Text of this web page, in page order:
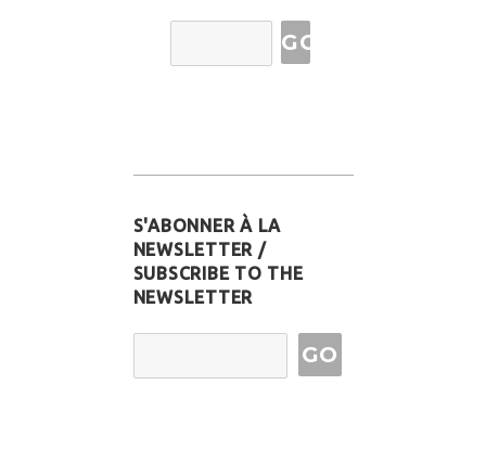
Email
Address
S'ABONNER À LA
NEWSLETTER /
SUBSCRIBE TO THE
NEWSLETTER
Email Address